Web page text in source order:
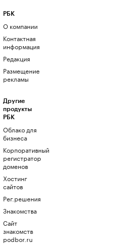
РБК
О компании
Контактная
информация
Редакция
Размещение
рекламы
Другие
продукты
РБК
Облако для
бизнеса
Корпоративный
регистратор
доменов
Хостинг
сайтов
Рег.решения
Знакомства
Сайт
знакомств
podbor.ru